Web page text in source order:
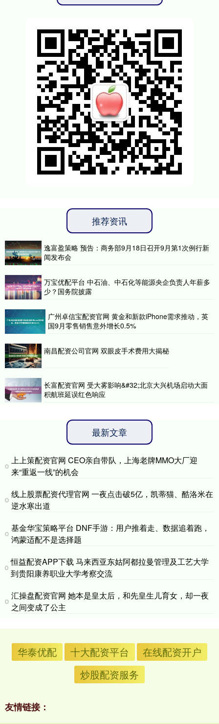
推荐资讯
逸富盈策略 预告：商务部9月18日召开9月第1次例行新
闻发布会
万宝优配平台 中石油、中石化等能源央企负责人年薪多
少？国务院披露
广州卓信宝配资官网 黄金和新款iPhone需求推动，英
国9月零售销售意外增长0.5%
南昌配资公司官网 双眼皮手术费用大揭秘
长富配资官网 受大雾影响&#32;北京大兴机场启动大面
积航班延误红色响应
最新文章
上上策配资官网 CEO亲自带队，上海老牌MMO大厂迎
来“重返一线”的机会
线上股票配资代理官网 一夜点击破5亿，凯蒂猫、酷洛米在
逆水寒出道
基金华宝策略平台 DNF手游：用户推着走、数据追着跑，
鸿蒙适配不是选择题
恒益配资APP下载 马来西亚东姑阿都拉曼管理及工艺大学
到贵阳康养职业大学考察交流
汇操盘配资官网 她本是皇太后，和先皇生儿育女，却一夜
之间变成了公主
华泰优配 十大配资平台
在线配资开户
炒股配资服务
友情链接：